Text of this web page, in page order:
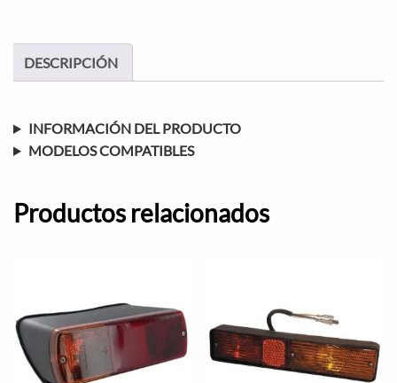
DESCRIPCIÓN
INFORMACIÓN DEL PRODUCTO
MODELOS COMPATIBLES
Productos relacionados